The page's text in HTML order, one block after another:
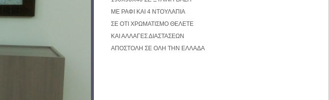
ΜΕ ΡΑΦΙ ΚΑΙ 4 ΝΤΟΥΛΑΠΙΑ
ΣΕ ΟΤΙ ΧΡΩΜΑΤΙΣΜΟ ΘΕΛΕΤΕ
ΚΑΙ ΑΛΛΑΓΕΣ ΔΙΑΣΤΑΣΕΩΝ
ΑΠΟΣΤΟΛΗ ΣΕ ΟΛΗ ΤΗΝ ΕΛΛΑΔΑ